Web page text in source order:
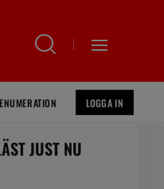
LOGGA IN
JUST NU